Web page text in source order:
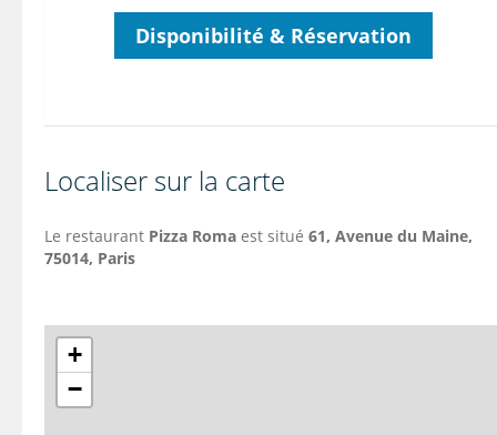
Disponibilité & Réservation
Localiser sur la carte
Le restaurant Pizza Roma est situé 61, Avenue du Maine,
75014, Paris
+
−